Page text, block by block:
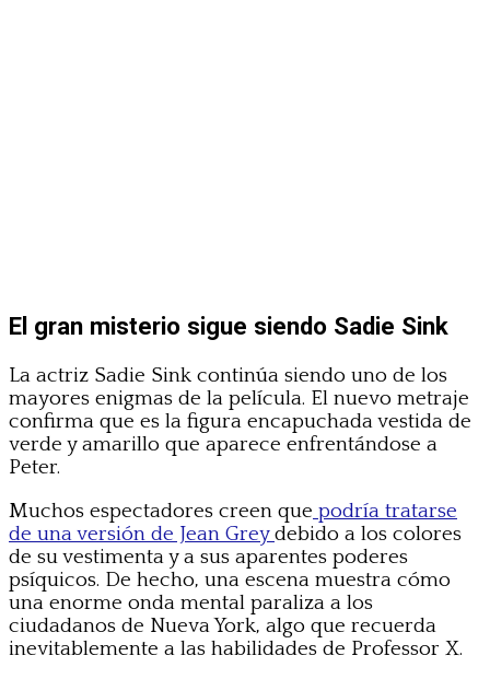
El gran misterio sigue siendo Sadie Sink
La actriz Sadie Sink continúa siendo uno de los
mayores enigmas de la película. El nuevo metraje
confirma que es la figura encapuchada vestida de
verde y amarillo que aparece enfrentándose a
Peter.
Muchos espectadores creen que podría tratarse
de una versión de Jean Greydebido a los colores
de su vestimenta y a sus aparentes poderes
psíquicos. De hecho, una escena muestra cómo
una enorme onda mental paraliza a los
ciudadanos de Nueva York, algo que recuerda
inevitablemente a las habilidades de Professor X.